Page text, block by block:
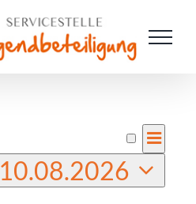
Suche
Liste
10.08.2026